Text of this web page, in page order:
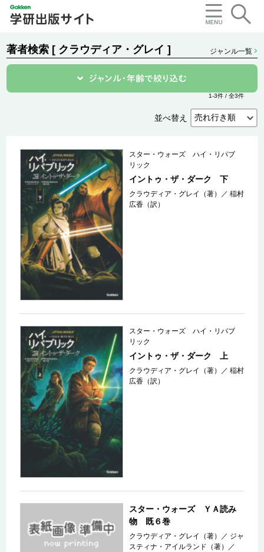
著者検索 [ クラウディア・グレイ ] ジャンル一覧
1-3件 / 全3件
並べ替え
スター・ウォーズ ハイ・リパブ
リック
イントゥ・ザ・ダーク 下
クラウディア・グレイ（著） ／稲村
広香（訳）
スター・ウォーズ ハイ・リパブ
リック
イントゥ・ザ・ダーク 上
クラウディア・グレイ（著） ／稲村
広香（訳）
スター・ウォーズ ＹＡ読み
物 既６巻
クラウディア・グレイ（著） ／ ジャ
スティナ・アイルランド（著）
／